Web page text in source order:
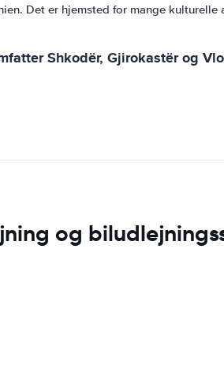
Det er hjemsted for mange
Shkodër, Gjirokastër og
og